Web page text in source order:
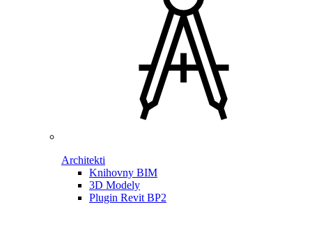
Architekti
Knihovny BIM
3D Modely
Plugin Revit BP2